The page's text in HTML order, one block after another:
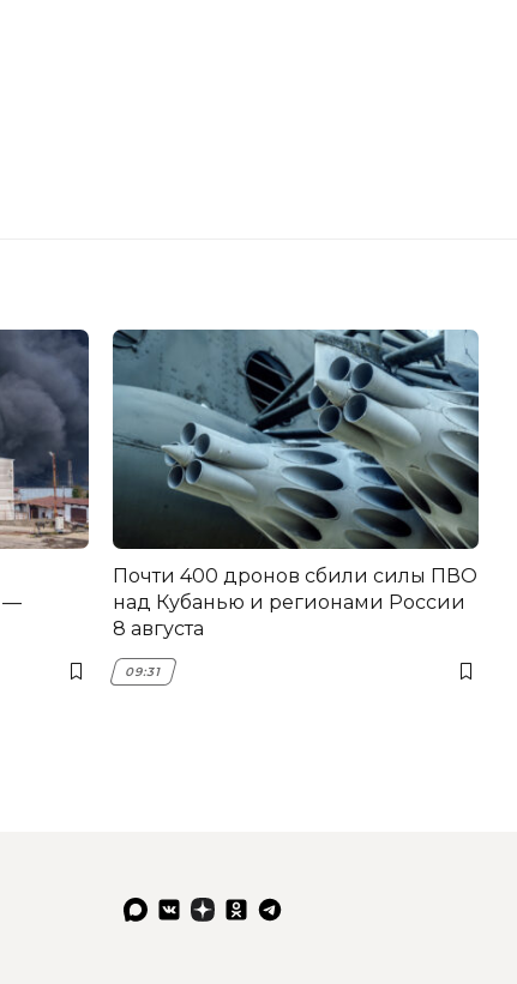
Почти 400 дронов сбили силы ПВО
над Кубанью и регионами России
8 августа
09:31